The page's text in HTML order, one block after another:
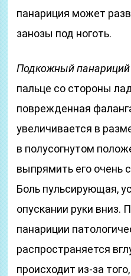
панариция может
занозы под ноготь.
Подкожный панариций
пальце со стороны
поврежденная
увеличивается в
в полусогнутом
выпрямить его очень
Боль пульсирующая,
опускании руки вниз.
панариции
распространяется
происходит из-за